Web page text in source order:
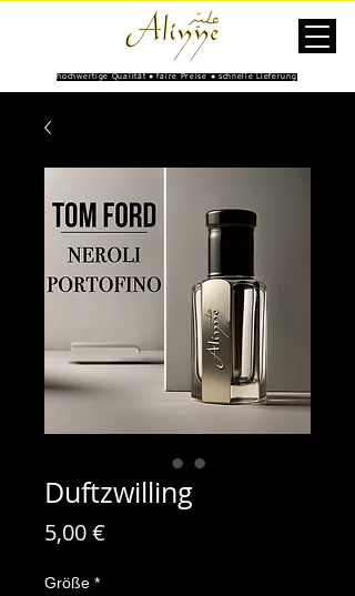
hochwertige Qualität ● faire Preise ● schnelle Lieferung
Duftzwilling
5,00 €
Größe *